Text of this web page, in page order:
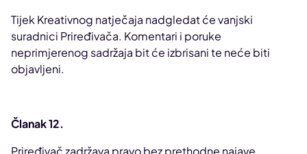
Tijek Kreativnog natječaja nadgledat će vanjski
suradnici Priređivača. Komentari i poruke
neprimjerenog sadržaja bit će izbrisani te neće biti
objavljeni.
Članak 12.
Priređivač zadržava pravo bez prethodne najave